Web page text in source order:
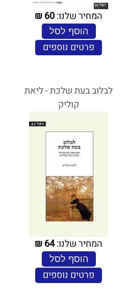
המחיר שלנו:60
₪
הוסף לסל
פרטים נוספים
לבלוב בעת שלכת - ליאת
קוליק
המחיר שלנו:64
₪
הוסף לסל
פרטים נוספים